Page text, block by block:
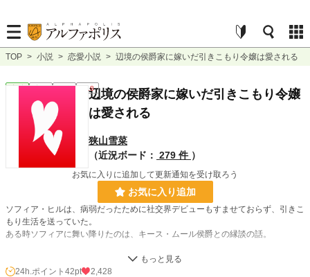
TOP > 小説 > 恋愛小説 > 辺境の侯爵家に嫁いだ引きこもり令嬢は愛される
恋愛 完結 長編 R18辺境の侯爵家に嫁いだ引きこもり令嬢
は愛される
狭山雪菜
（近況ボード： 279 件 ）
お気に入りに追加して更新通知を受け取ろう
お気に入り追加
ソフィア・ヒルは、病弱だったために社交界デビューもすませておらず、引きこ
もり生活を送っていた。
ある時ソフィアに舞い降りたのは、キース・ムール侯爵との縁談の話。
ソフィアの状況を見て、嫁に来いと言う話に興味をそそられ、馬車で5日間かけ
て彼の元へと向かうとーー
24h.ポイント 42pt
2,428